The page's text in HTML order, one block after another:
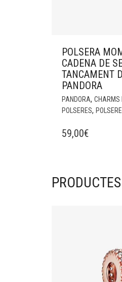
POLSERA
CADENA DE
TANCAMENT
PANDORA
PANDORA, CHARMS
POLSERES,
59,00€